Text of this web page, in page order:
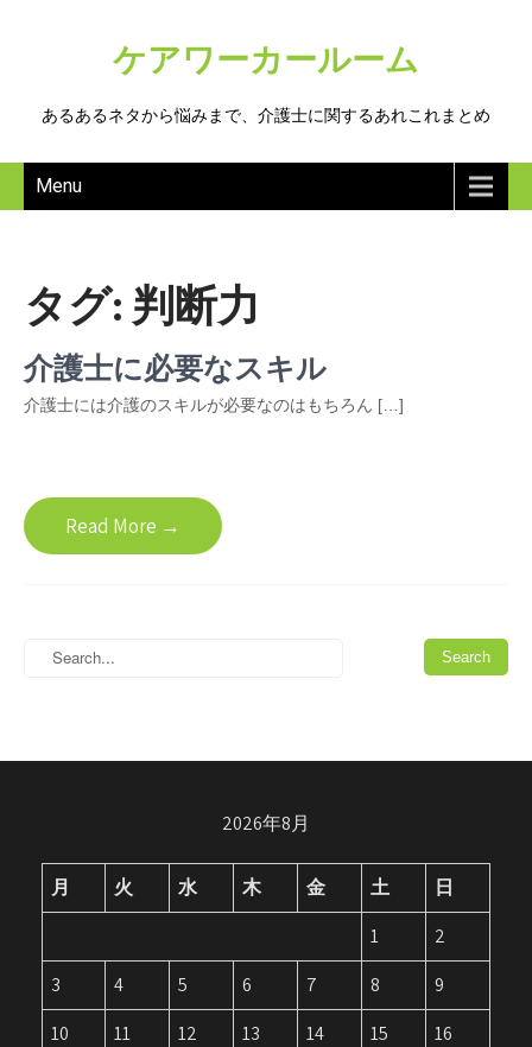
ケアワーカールーム
あるあるネタから悩みまで、介護士に関するあれこれまとめ
Menu
タグ: 判断力
介護士に必要なスキル
介護士には介護のスキルが必要なのはもちろん […]
Read More →
2026年8月
月 火 水 木 金 土
日
1
2
3
4 5 6 7 8
9
10
11 12 13 14 15
16